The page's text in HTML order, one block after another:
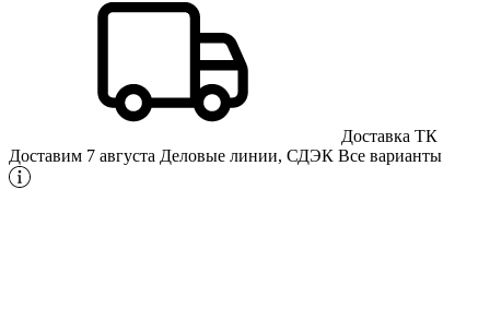
Доставка ТК
Доставим 7 августа Деловые линии, СДЭК Все варианты